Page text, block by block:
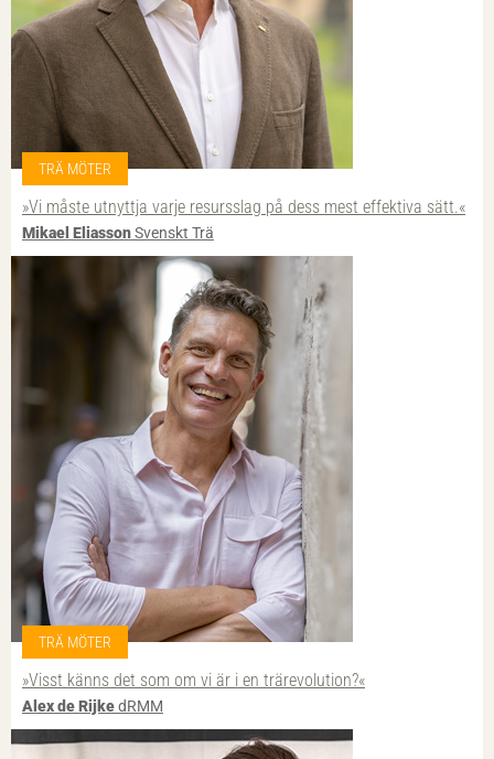
TRÄ MÖTER
»Vi måste utnyttja varje resursslag på dess mest effektiva sätt.«
Mikael EliassonSvenskt Trä
TRÄ MÖTER
»Visst känns det som om vi är i en trärevolution?«
Alex de RijkedRMM